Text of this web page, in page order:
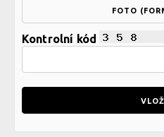
FOTO
Kontrolní kód